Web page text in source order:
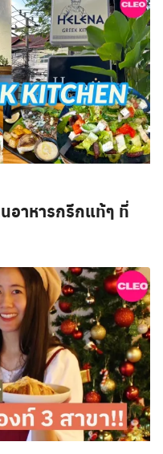
อาหารกรีกแท้ๆ ที่